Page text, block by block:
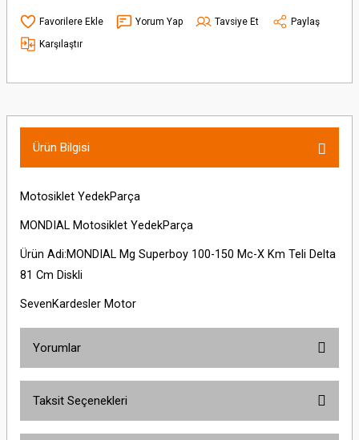
Yorum Yap Tavsiye Et
Paylaş
Karşılaştır
Ürün Bilgisi
Motosiklet YedekParça
MONDIAL Motosiklet YedekParça
Ürün Adi:MONDIAL Mg Superboy 100-150 Mc-X Km Teli Delta
81 Cm Diskli
SevenKardesler Motor
Yorumlar
Taksit Seçenekleri